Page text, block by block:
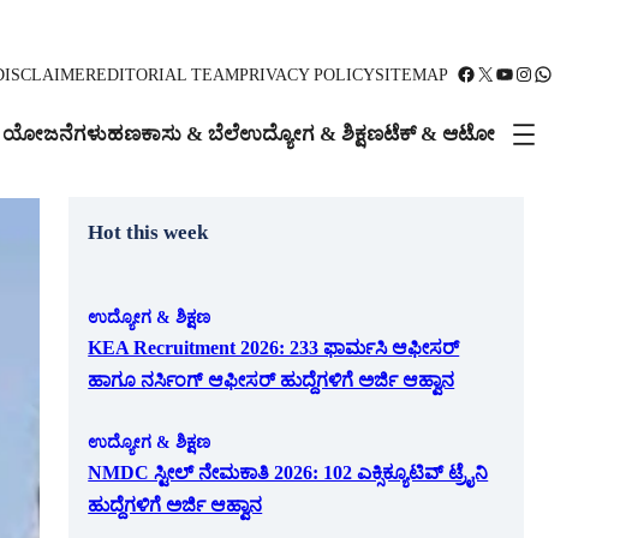
EDITORIAL TEAMPRIVACY POLICYSITEMAP Facebook X YouTube Instagram WhatsApp
ಯೋಜನೆಗಳುಹಣಕಾಸು & ಬೆಲೆಉದ್ಯೋಗ & ಶಿಕ್ಷಣಟೆಕ್ & ಆಟೋ
Hot this week
ಉದ್ಯೋಗ & ಶಿಕ್ಷಣ
KEA Recruitment 2026: 233 ಫಾರ್ಮಸಿ ಆಫೀಸರ್
ಹಾಗೂ ನರ್ಸಿಂಗ್ ಆಫೀಸರ್ ಹುದ್ದೆಗಳಿಗೆ ಅರ್ಜಿ ಆಹ್ವಾನ
ಉದ್ಯೋಗ & ಶಿಕ್ಷಣ
NMDC ಸ್ಟೀಲ್ ನೇಮಕಾತಿ 2026: 102 ಎಕ್ಸಿಕ್ಯೂಟಿವ್ ಟ್ರೈನಿ
ಹುದ್ದೆಗಳಿಗೆ ಅರ್ಜಿ ಆಹ್ವಾನ